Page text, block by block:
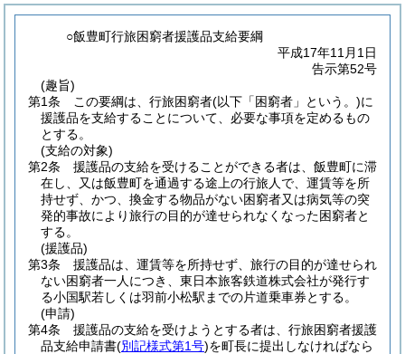
○飯豊町行旅困窮者援護品支給要綱
平成17年11月1日
告示第52号
(趣旨)
第1条
この要綱は、行旅困窮者(以下「困窮者」という。)に
援護品を支給することについて、必要な事項を定めるもの
とする。
(支給の対象)
第2条
援護品の支給を受けることができる者は、飯豊町に滞
在し、又は飯豊町を通過する途上の行旅人で、運賃等を所
持せず、かつ、換金する物品がない困窮者又は病気等の突
発的事故により旅行の目的が達せられなくなった困窮者と
する。
(援護品)
第3条
援護品は、運賃等を所持せず、旅行の目的が達せられ
ない困窮者一人につき、東日本旅客鉄道株式会社が発行す
る小国駅若しくは羽前小松駅までの片道乗車券とする。
(申請)
第4条
援護品の支給を受けようとする者は、行旅困窮者援護
品支給申請書(別記様式第1号)を町長に提出しなければなら